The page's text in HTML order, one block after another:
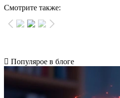
Смотрите также:
Популярое в блоге